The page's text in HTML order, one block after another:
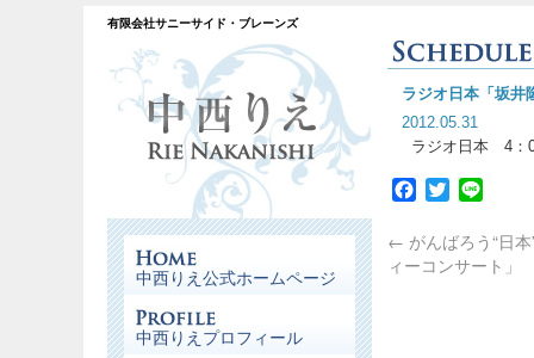
有限会社サニーサイド・ブレーンズ
ラジオ日本「坂井
2012.05.31
ラジオ日本 4：
Facebook
Twitter
← がんばろう“日
ィーコンサート」
中西りえ公式ホームページ
中西りえプロフィール